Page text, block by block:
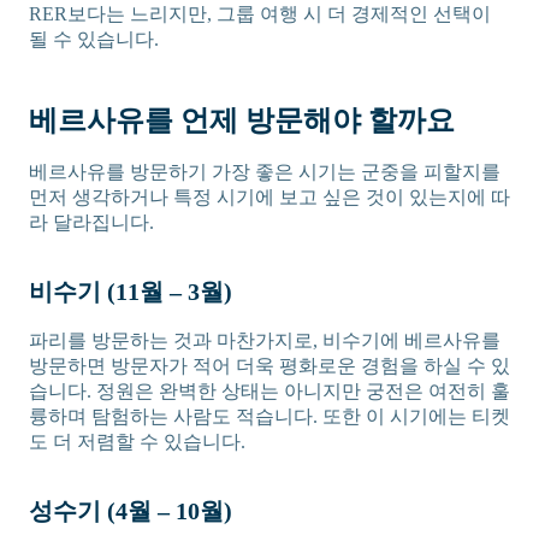
RER보다는 느리지만, 그룹 여행 시 더 경제적인 선택이
될 수 있습니다.
베르사유를 언제 방문해야 할까요
베르사유를 방문하기 가장 좋은 시기는 군중을 피할지를
먼저 생각하거나 특정 시기에 보고 싶은 것이 있는지에 따
라 달라집니다.
비수기 (11월 – 3월)
파리를 방문하는 것과 마찬가지로, 비수기에 베르사유를
방문하면 방문자가 적어 더욱 평화로운 경험을 하실 수 있
습니다. 정원은 완벽한 상태는 아니지만 궁전은 여전히 훌
륭하며 탐험하는 사람도 적습니다. 또한 이 시기에는 티켓
도 더 저렴할 수 있습니다.
성수기 (4월 – 10월)